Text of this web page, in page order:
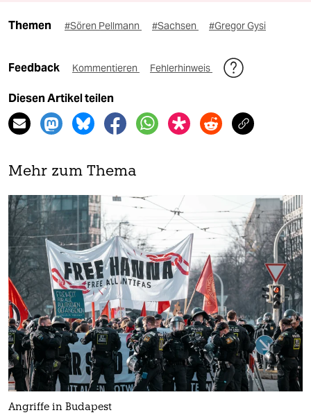
Themen #Sören Pellmann #Sachsen #Gregor Gysi
Feedback Kommentieren Fehlerhinweis
Diesen Artikel teilen
Mehr zum Thema
Angriffe in Budapest